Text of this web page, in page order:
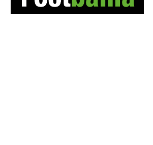
Liga 1ª División